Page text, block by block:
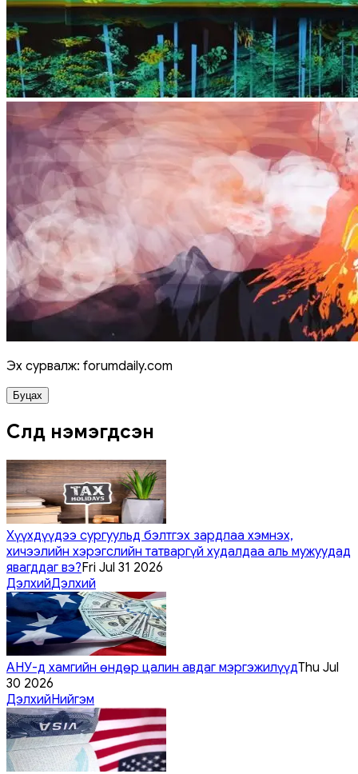
Эх сурвалж: forumdaily.com
Буцах
Сүүлд нэмэгдсэн
Хүүхдүүдээ сургуульд бэлтгэх зардлаа хэмнэх,
хичээлийн хэрэгслийн татваргүй худалдаа аль мужуудад
явагддаг вэ?Fri Jul 31 2026
ДэлхийДэлхий
АНУ-д хамгийн өндөр цалин авдаг мэргэжилүүдThu Jul
30 2026
ДэлхийНийгэм